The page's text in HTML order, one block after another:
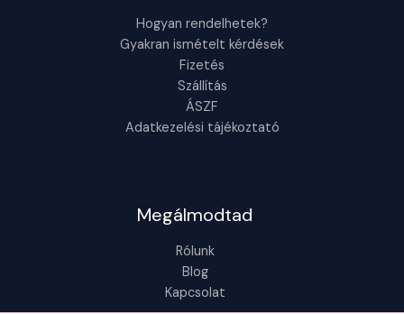
Hogyan rendelhetek?
Gyakran ismételt kérdések
Fizetés
Szállítás
ÁSZF
Adatkezelési tájékoztató
Megálmodtad
Rólunk
Blog
Kapcsolat